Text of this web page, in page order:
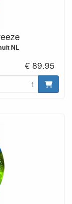
NL
€ 89.95